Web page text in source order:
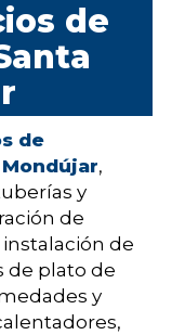
de
de
,
y
de
de
de plato de
y